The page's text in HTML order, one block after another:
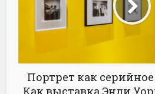
Портрет как
Как выставка Энди